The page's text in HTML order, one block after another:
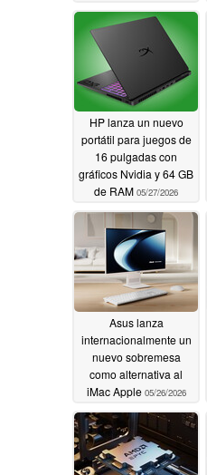
05/27/2026
HP lanza un nuevo
portátil para juegos de
16 pulgadas con
gráficos Nvidia y 64 GB
de RAM 05/27/2026
Asus lanza
internacionalmente un
nuevo sobremesa
como alternativa al
iMac Apple 05/26/2026